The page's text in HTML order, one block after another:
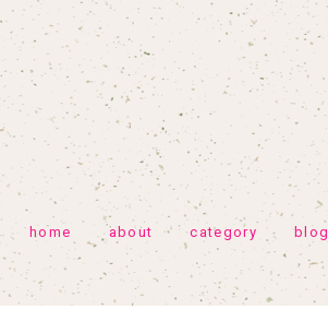
home about category blog